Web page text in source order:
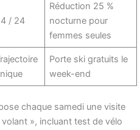
/ 24
Réduction 25 %
nocturne pour
femmes seules
Porte ski gratuits le
week-end
chaque samedi une visite
», incluant test de vélo